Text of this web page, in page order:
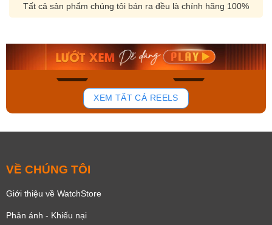
Tất cả sản phẩm chúng tôi bán ra đều là chính hãng 100%
136
Orient Nam RA-
Mua ngay
Casio Nam MTS-
Mua ngay
XEM TẤT CẢ REELS
VỀ CHÚNG TÔI
Giới thiệu về WatchStore
Phản ánh - Khiếu nại